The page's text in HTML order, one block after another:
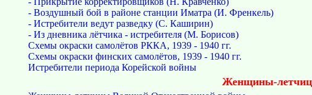
- Воздушный бой в районе станции Иматра (И. Френкель)
- Истребители ведут разведку (С. Каширин)
- Из дневника лётчика - истребителя (М. Борисов)
Схемы окраски самолётов РККА, 1939 - 1940 гг.
Схемы окраски финских самолётов, 1939 - 1940 гг.
Истребители периода Корейской войны
Женщины-